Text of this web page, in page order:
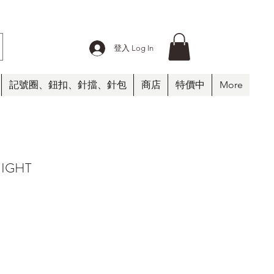
登入 Log In
記號圈、鈕扣、針擋、針包 商店 特價中 More